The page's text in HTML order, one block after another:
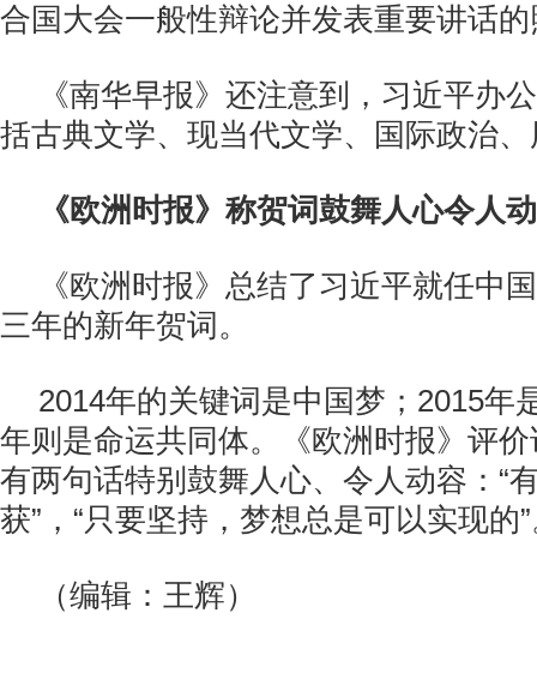
合国大会一般性辩论并发表重要讲话
《南华早报》还注意到，习近平办
括古典文学、现当代文学、国际政治
《欧洲时报》称贺词鼓舞人心令人
《欧洲时报》总结了习近平就任中
三年的新年贺词。
2014年的关键词是中国梦；2015年
年则是命运共同体。《欧洲时报》评
有两句话特别鼓舞人心、令人动容：“
获”，“只要坚持，梦想总是可以实现的
（编辑：王辉）